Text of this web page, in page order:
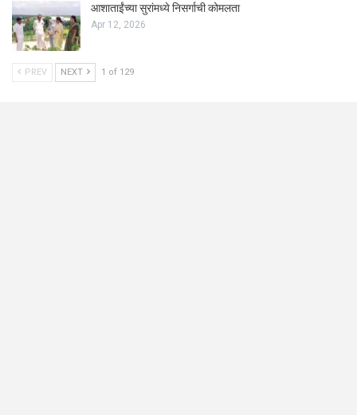
आशाताईंच्या सुरांमध्ये निसर्गाची कोमलता
Apr 12, 2026
PREV NEXT 1 of 129